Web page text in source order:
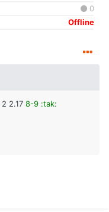
0
Offline
2 2.17 8-9 :tak: